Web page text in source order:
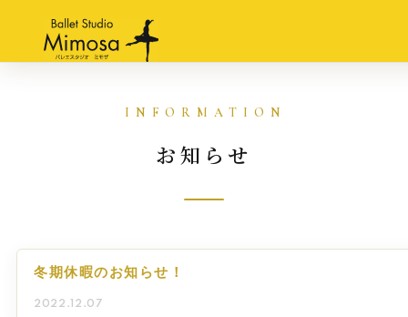
お知らせ
冬期休暇のお知らせ！
2022.12.07